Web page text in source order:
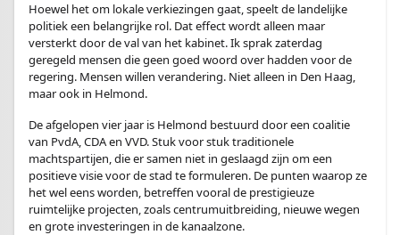
Hoewel het om lokale verkiezingen gaat, speelt de landelijke
politiek een belangrijke rol. Dat effect wordt alleen maar
versterkt door de val van het kabinet. Ik sprak zaterdag
geregeld mensen die geen goed woord over hadden voor de
regering. Mensen willen verandering. Niet alleen in Den Haag,
maar ook in Helmond.
De afgelopen vier jaar is Helmond bestuurd door een coalitie
van PvdA, CDA en VVD. Stuk voor stuk traditionele
machtspartijen, die er samen niet in geslaagd zijn om een
positieve visie voor de stad te formuleren. De punten waarop ze
het wel eens worden, betreffen vooral de prestigieuze
ruimtelijke projecten, zoals centrumuitbreiding, nieuwe wegen
en grote investeringen in de kanaalzone.